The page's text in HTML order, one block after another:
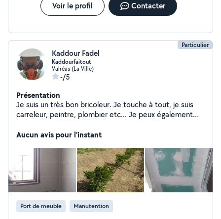
Voir le profil Contacter
Particulier
Kaddour Fadel
Kaddourfaitout
Valréas (La Ville)
-/5
Présentation
Je suis un très bon bricoleur. Je touche à tout, je suis
carreleur, peintre, plombier etc... Je peux également
déménagement. Je propose des prix intéressants .
Aucun avis pour l'instant
Port de meuble Manutention